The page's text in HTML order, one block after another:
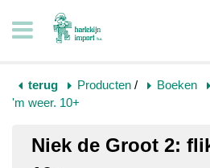
terug Producten / Boeken
'm weer. 10+
Niek de Groot 2: